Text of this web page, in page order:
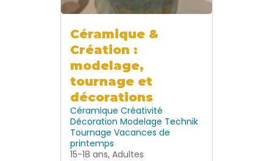
Céramique &
Création :
modelage,
tournage et
décorations
Céramique Créativité
Décoration Modelage Technik
Tournage Vacances de
printemps
15-18 ans, Adultes